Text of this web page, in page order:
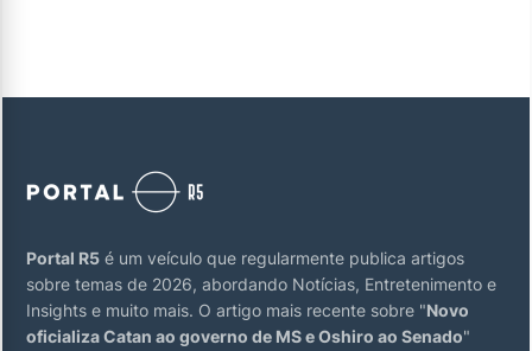
Portal R5 é um veículo que regularmente publica artigos
sobre temas de 2026, abordando Notícias, Entretenimento e
Insights e muito mais. O artigo mais recente sobre "Novo
oficializa Catan ao governo de MS e Oshiro ao Senado"